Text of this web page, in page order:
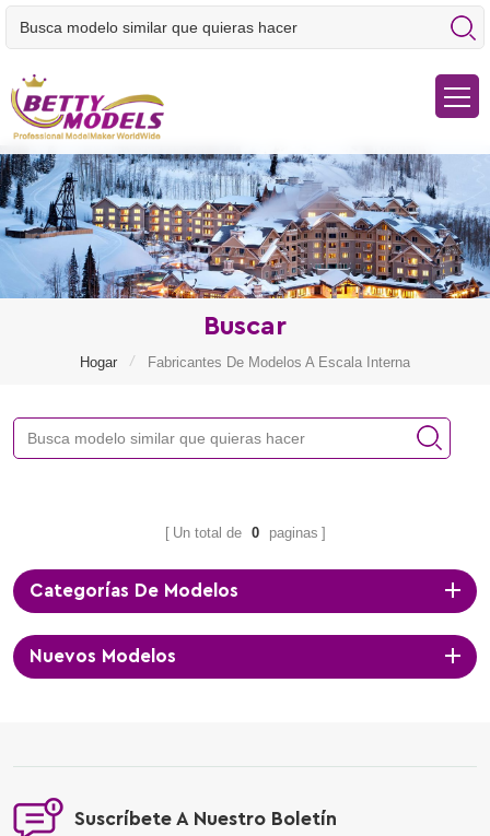
Buscar
Hogar / Fabricantes De Modelos A Escala Interna
Un total de 0 paginas
Categorías De Modelos
Nuevos Modelos
Suscríbete A Nuestro Boletín